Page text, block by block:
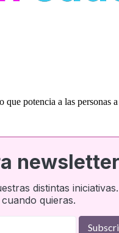
potencia a las
newsletter
distintas
quieras.